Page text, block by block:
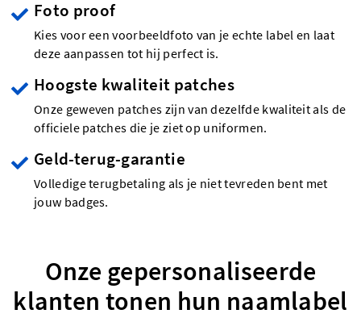
Foto proof
Kies voor een voorbeeldfoto van je echte label en laat
deze aanpassen tot hij perfect is.
Hoogste kwaliteit patches
Onze geweven patches zijn van dezelfde kwaliteit als de
officiele patches die je ziet op uniformen.
Geld-terug-garantie
Volledige terugbetaling als je niet tevreden bent met
jouw badges.
Onze gepersonaliseerde
klanten tonen hun naamlabel